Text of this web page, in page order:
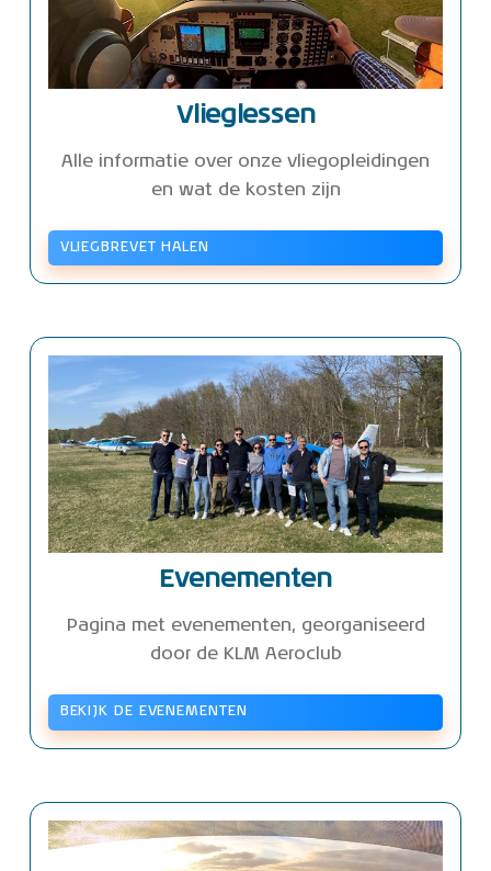
Vlieglessen
Alle informatie over onze vliegopleidingen
en wat de kosten zijn
VLIEGBREVET HALEN
Evenementen
Pagina met evenementen, georganiseerd
door de KLM Aeroclub
BEKIJK DE EVENEMENTEN